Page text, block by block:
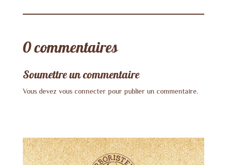
0 commentaires
Soumettre un commentaire
Vous devez vous connecterpour publier un commentaire.